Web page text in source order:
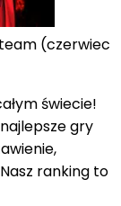
(czerwiec
świecie!
gry
ranking to